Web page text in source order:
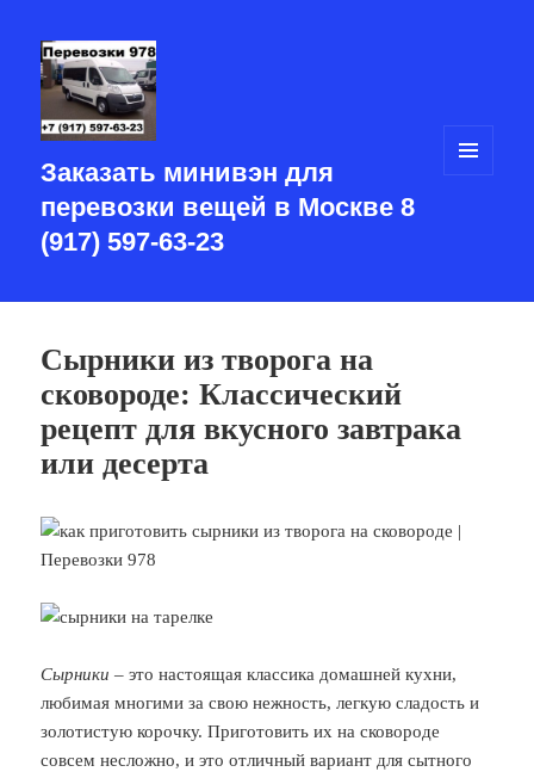
Заказать минивэн для
перевозки вещей в Москве 8
(917) 597-63-23
всём
свете
выбирай
читай!
Сырники из творога на
сковороде: Классический
рецепт для вкусного завтрака
или десерта
Сырники – это настоящая классика домашней кухни,
любимая многими за свою нежность, легкую сладость и
золотистую корочку. Приготовить их на сковороде
совсем несложно, и это отличный вариант для сытного